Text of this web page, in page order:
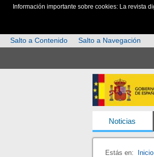
Información importante sobre cookies: La revista
Salto a Contenido
Salto a Navegación
Noticias
Estás en: Inicio